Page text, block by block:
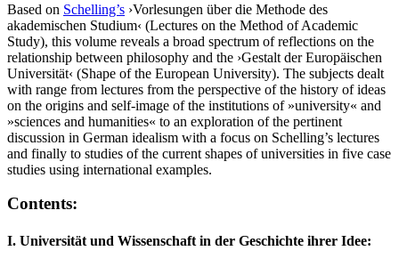
Based on Schelling’s ›Vorlesungen über die Methode des
akademischen Studium‹ (Lectures on the Method of Academic
Study), this volume reveals a broad spectrum of reflections on the
relationship between philosophy and the ›Gestalt der Europäischen
Universität‹ (Shape of the European University). The subjects dealt
with range from lectures from the perspective of the history of ideas
on the origins and self-image of the institutions of »university« and
»sciences and humanities« to an exploration of the pertinent
discussion in German idealism with a focus on Schelling’s lectures
and finally to studies of the current shapes of universities in five case
studies using international examples.
Contents:
I. Universität und Wissenschaft in der Geschichte ihrer Idee: